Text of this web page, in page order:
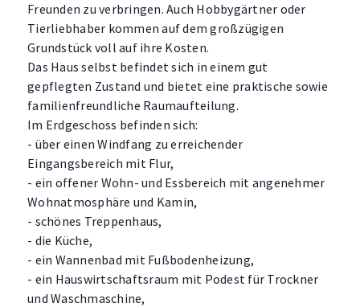
Freunden zu verbringen. Auch Hobbygärtner oder
Tierliebhaber kommen auf dem großzügigen
Grundstück voll auf ihre Kosten.
Das Haus selbst befindet sich in einem gut
gepflegten Zustand und bietet eine praktische sowie
familienfreundliche Raumaufteilung.
Im Erdgeschoss befinden sich:
- über einen Windfang zu erreichender
Eingangsbereich mit Flur,
- ein offener Wohn- und Essbereich mit angenehmer
Wohnatmosphäre und Kamin,
- schönes Treppenhaus,
- die Küche,
- ein Wannenbad mit Fußbodenheizung,
- ein Hauswirtschaftsraum mit Podest für Trockner
und Waschmaschine,